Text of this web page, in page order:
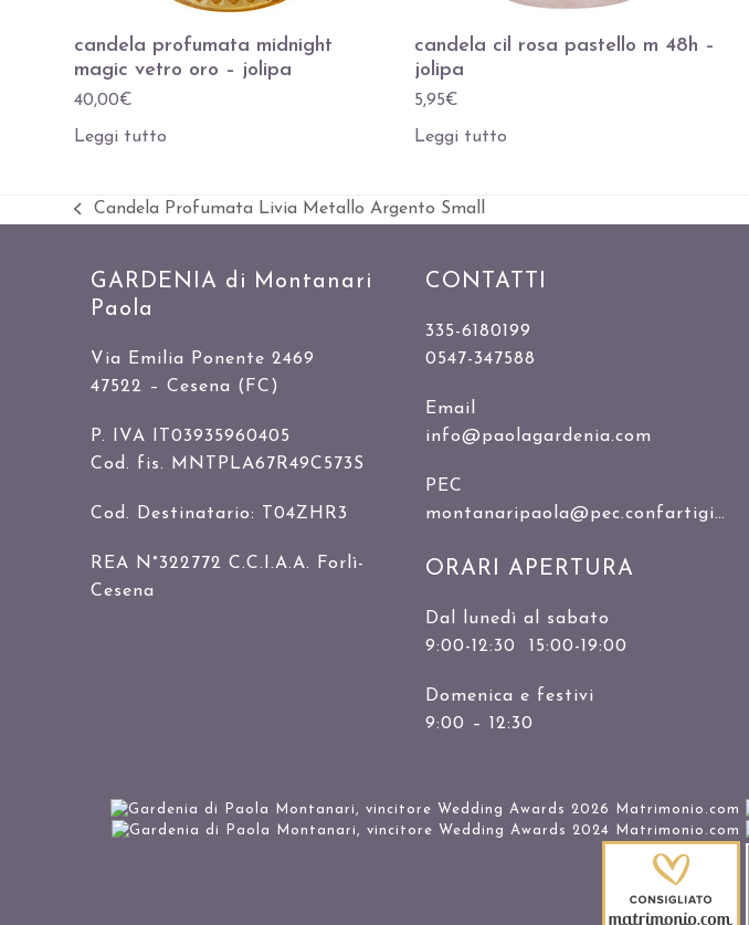
candela profumata midnight
magic vetro oro – jolipa
40,00€
Leggi tutto
candela cil rosa pastello m 48h –
jolipa
5,95€
Leggi tutto
Slide
Candela Profumata Livia Metallo Argento Small
GARDENIA di Montanari
Paola
Via Emilia Ponente 2469
47522 – Cesena (FC)
P. IVA IT03935960405
Cod. fis. MNTPLA67R49C573S
Cod. Destinatario: T04ZHR3
REA N°322772 C.C.I.A.A. Forlì-
Cesena
CONTATTI
335-6180199
0547-347588
Email
info@paolagardenia.com
PEC
montanaripaola@pec.confartigianato.it
ORARI APERTURA
Dal lunedì al sabato
9:00-12:30 15:00-19:00
Domenica e festivi
9:00 – 12:30